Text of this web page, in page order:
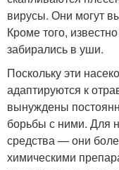
вирусы. Они могут
Кроме того,
забирались в уши.
Поскольку эти
адаптируются к
вынуждены
борьбы с ними. Для
средства — они
химическими